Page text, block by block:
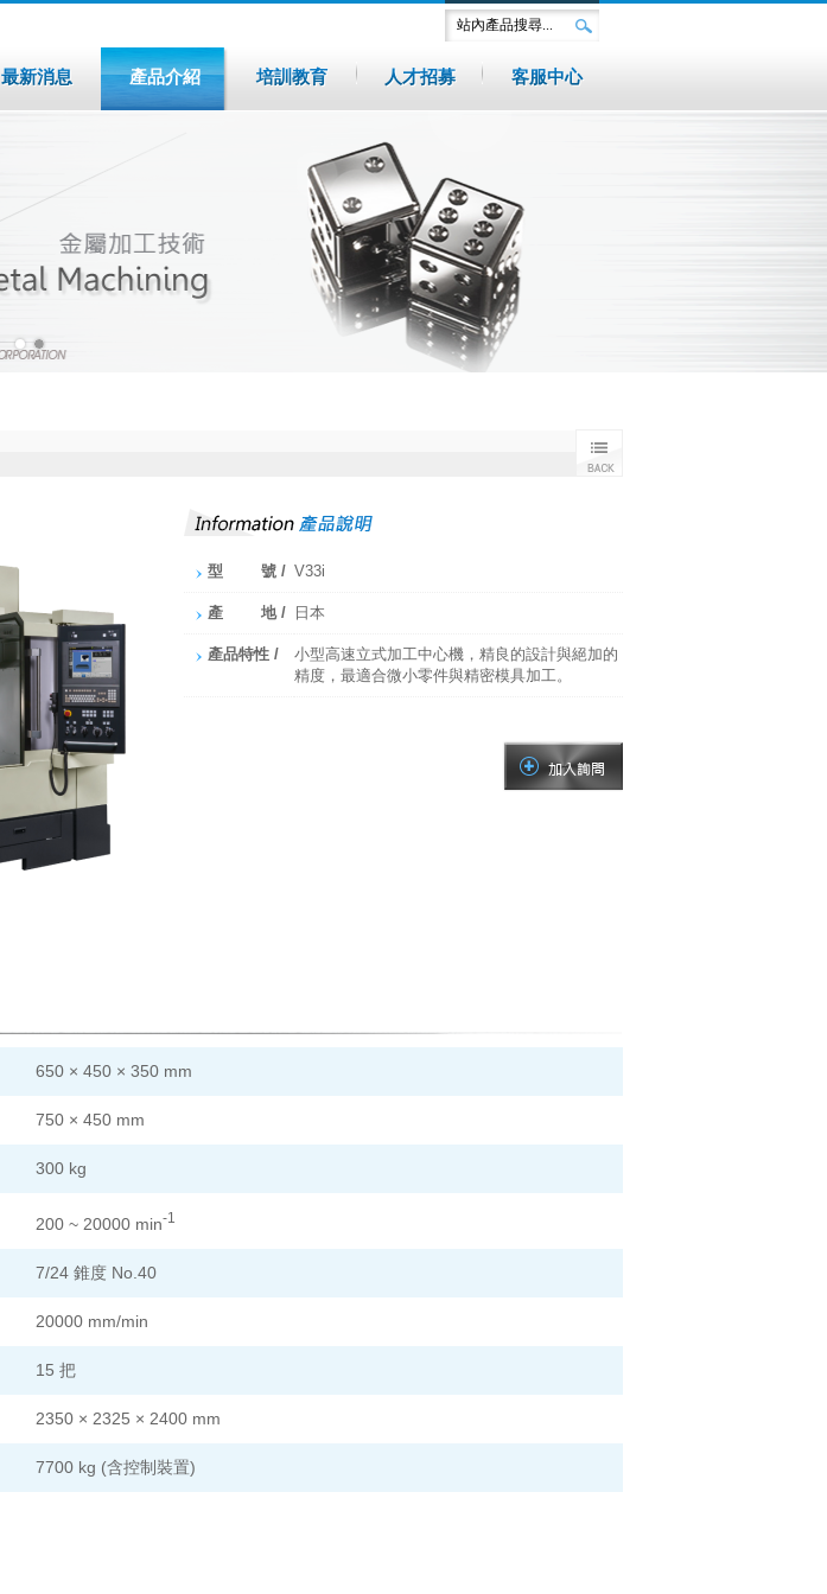
最新消息 產品介紹 培訓教育 人才招募 客服中心
型 號 / V33i
產 地 / 日本
產品特性 /
小型高速立式加工中心機，精良的設計與絕加的
精度，最適合微小零件與精密模具加工。
650 × 450 × 350 mm
750 × 450 mm
300 kg
200 ~ 20000 min-1
7/24 錐度 No.40
20000 mm/min
15 把
2350 × 2325 × 2400 mm
7700 kg (含控制裝置)